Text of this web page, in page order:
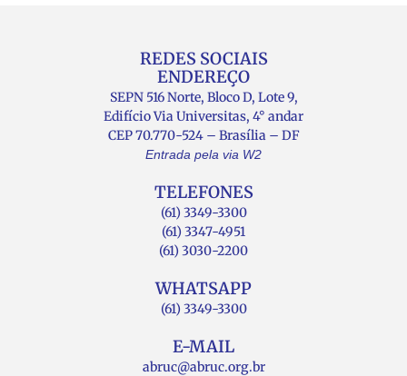
REDES SOCIAIS
ENDEREÇO
SEPN 516 Norte, Bloco D, Lote 9,
Edifício Via Universitas, 4° andar
CEP 70.770-524 – Brasília – DF
Entrada pela via W2
TELEFONES
(61) 3349-3300
(61) 3347-4951
(61) 3030-2200
WHATSAPP
(61) 3349-3300
E-MAIL
abruc@abruc.org.br